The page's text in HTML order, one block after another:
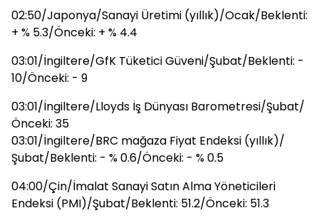
02:50/Japonya/Sanayi Üretimi (yıllık)/Ocak/Beklenti:
+ % 5.3/Önceki: + % 4.4
03:01/İngiltere/GfK Tüketici Güveni/Şubat/Beklenti: -
10/Önceki: - 9
03:01/İngiltere/Lloyds İş Dünyası Barometresi/Şubat/
Önceki: 35
03:01/İngiltere/BRC mağaza Fiyat Endeksi (yıllık)/
Şubat/Beklenti: - % 0.6/Önceki: - % 0.5
04:00/Çin/İmalat Sanayi Satın Alma Yöneticileri
Endeksi (PMI)/Şubat/Beklenti: 51.2/Önceki: 51.3